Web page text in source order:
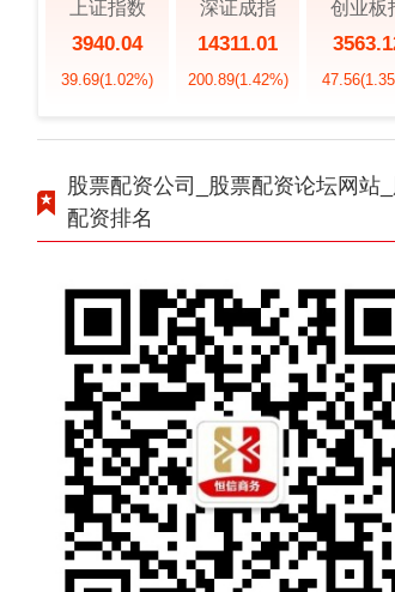
上证指数
3940.04
39.69(1.02%)
深证成指
14311.01
200.89(1.42%)
创业板
47.56
股票配资公司_股票配资论坛网站
配资排名